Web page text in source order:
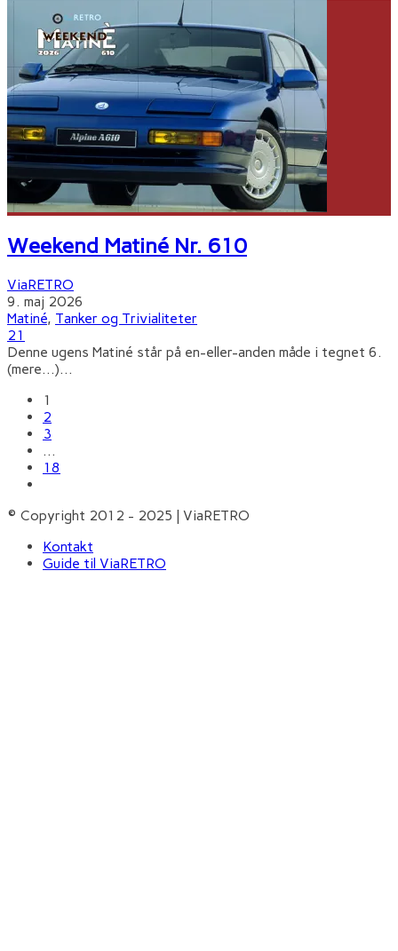
Weekend Matiné Nr. 610
ViaRETRO
9. maj 2026
Matiné, Tanker og Trivialiteter
21
Denne ugens Matiné står på en-eller-anden måde i tegnet 6.
(mere…)...
1
2
3
…
18
© Copyright 2012 - 2025 | ViaRETRO
Kontakt
Guide til ViaRETRO